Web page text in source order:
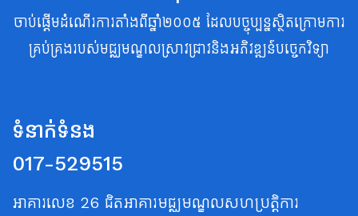
ចាប់ផ្តើមដំណើរការតាំងពីឆ្នាំ២០០៥ ដែលបច្ចុប្បន្នស្ថិតក្រោមការ
គ្រប់គ្រងរបស់មជ្ឈមណ្ឌលស្រាវជ្រាវនិងអភិវឌ្ឍន៍បច្ចេកវិទ្យា
ទំនាក់ទំនង
017-529515
អាគារលេខ 26 ជិតអាគារមជ្ឈមណ្ឌលសហប្រត្តិការ